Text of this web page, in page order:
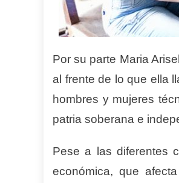
Por su parte Maria
al frente de lo que ella
hombres y mujeres
patria soberana e
Pese a las diferentes
económica, que